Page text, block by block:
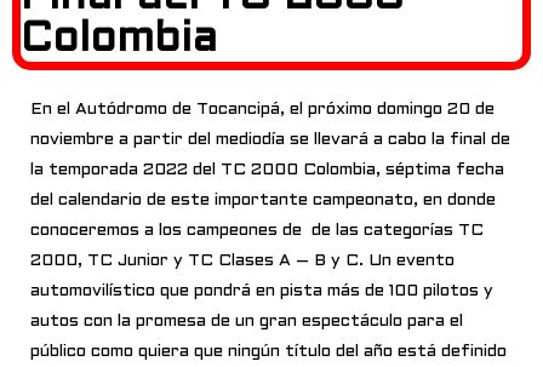
Colombia
En el Autódromo de Tocancipá, el próximo domingo 20 de
noviembre a partir del mediodía se llevará a cabo la final de
la temporada 2022 del TC 2000 Colombia, séptima fecha
del calendario de este importante campeonato, en donde
conoceremos a los campeones de de las categorías TC
2000, TC Junior y TC Clases A – B y C. Un evento
automovilístico que pondrá en pista más de 100 pilotos y
autos con la promesa de un gran espectáculo para el
público como quiera que ningún título del año está definido